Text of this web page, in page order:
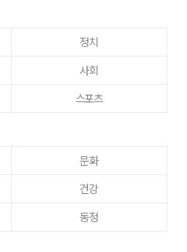
정치
사회
스포츠
문화
건강
동정